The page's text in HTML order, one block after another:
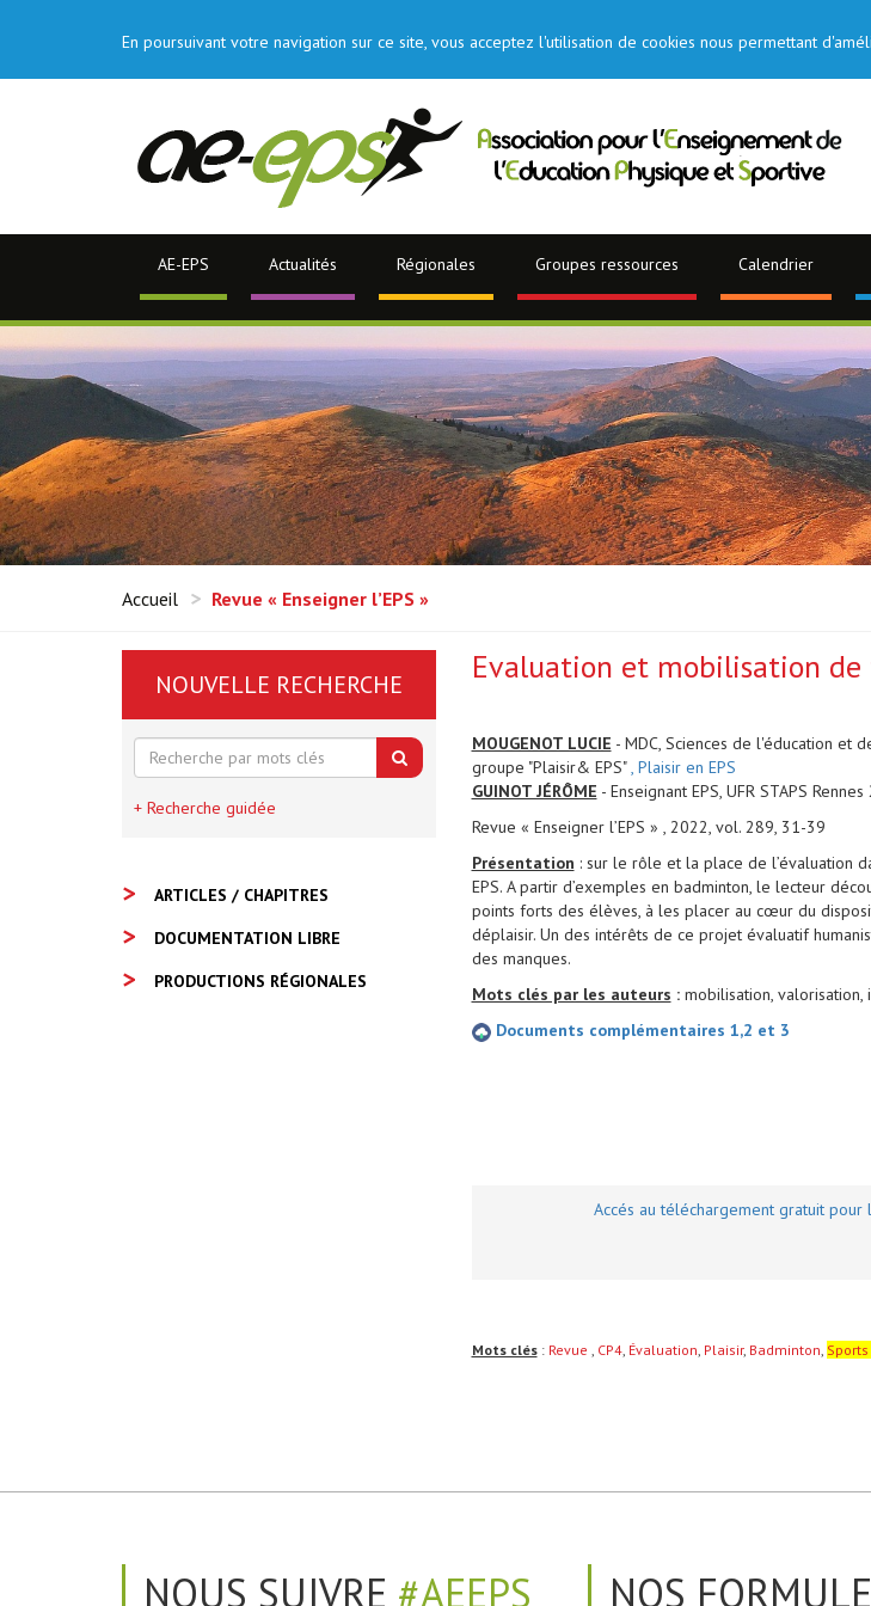
En poursuivant votre navigation sur ce site, vous acceptez l'utilisation de cookies nous permettant
AE-EPS Actualités Régionales Groupes ressources Calendrier
Accueil Revue « Enseigner l’EPS »
Evaluation et mobilisation de
MOUGENOT LUCIE - MDC, Sciences de l'éducation et
groupe "Plaisir& EPS", Plaisir en EPS
GUINOT JÉRÔME - Enseignant EPS, UFR STAPS
Revue « Enseigner l’EPS » , 2022, vol. 289, 31-39
Présentation : sur le rôle et la place de l’évaluation
EPS. A partir d’exemples en badminton, le lecteur
points forts des élèves, à les placer au cœur du
déplaisir. Un des intérêts de ce projet évaluatif
des manques.
Mots clés par les auteurs :mobilisation, valorisation,
Documents complémentaires 1,2 et 3
Accés au téléchargement gratuit pour
Mots clés: Revue , CP4, Évaluation, Plaisir, Badminton,
NOUVELLE RECHERCHE
+ Recherche guidée
ARTICLES / CHAPITRES
DOCUMENTATION LIBRE
PRODUCTIONS RÉGIONALES
NOUS SUIVRE #AEEPS NOS